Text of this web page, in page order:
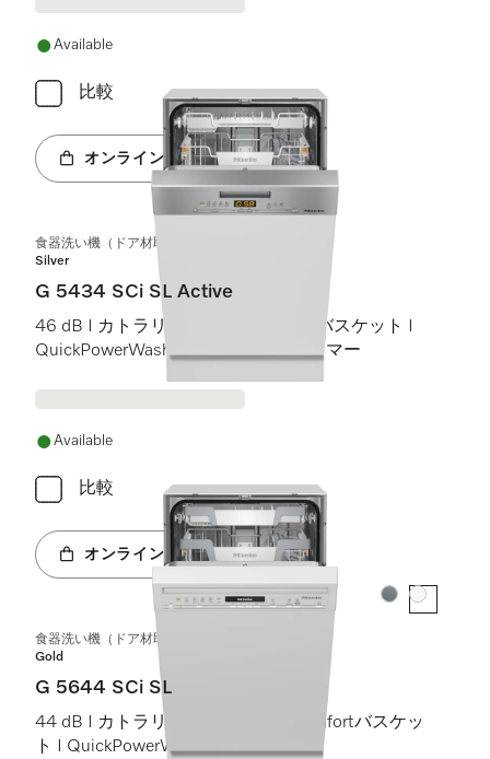
Available
比較
オンラインショップへ
食器洗い機（ドア材取付専用タイプ、45 cm）
Silver
G 5434 SCi SL Active
46 dB I カトラリートレイ I Comfortバスケット I
QuickPowerWash I スタート予約タイマー
Available
比較
オンラインショップへ
カラー:カラー:
食器洗い機（ドア材取付専用タイプ、45 cm）
Gold
G 5644 SCi SL
44 dB I カトラリートレイ I ExtraComfortバスケッ
ト I QuickPowerWash I AutoOpen